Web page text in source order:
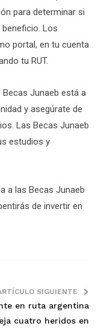
para determinar si
Los
portal, en tu cuenta
tu RUT.
Junaeb está a
y asegúrate de
Las Becas Junaeb
estudios y
a las Becas Junaeb
de invertir en
SIGUIENTE
en ruta argentina
cuatro heridos en